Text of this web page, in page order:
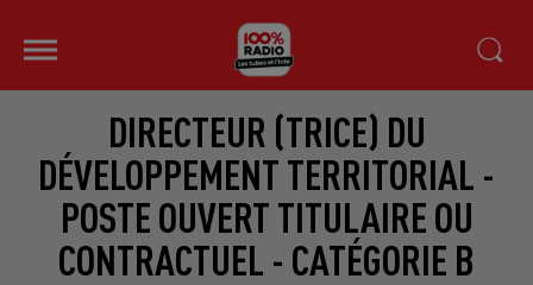
DIRECTEUR (TRICE) DU
DÉVELOPPEMENT TERRITORIAL -
POSTE OUVERT TITULAIRE OU
CONTRACTUEL - CATÉGORIE B